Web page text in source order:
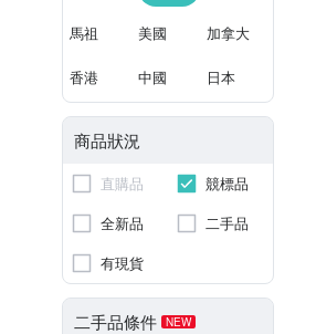
馬祖 美國 加拿大
香港 中國 日本
商品狀況
直購品
競標品
全新品
二手品
有現貨
二手品條件 NEW